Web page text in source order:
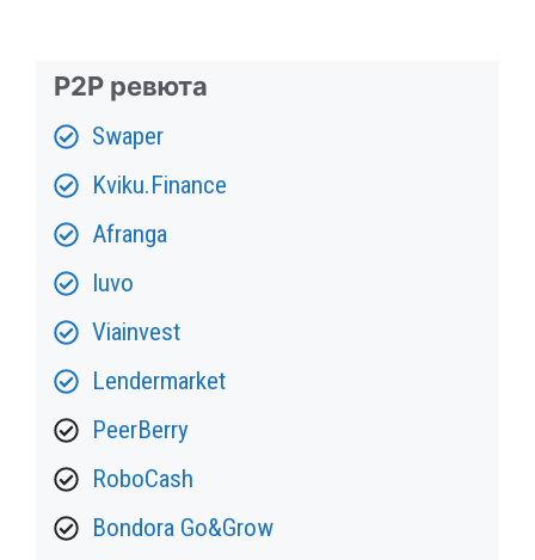
P2P ревюта
Swaper
Kviku.Finance
Afranga
Iuvo
Viainvest
Lendermarket
PeerBerry
RoboCash
Bondora Go&Grow